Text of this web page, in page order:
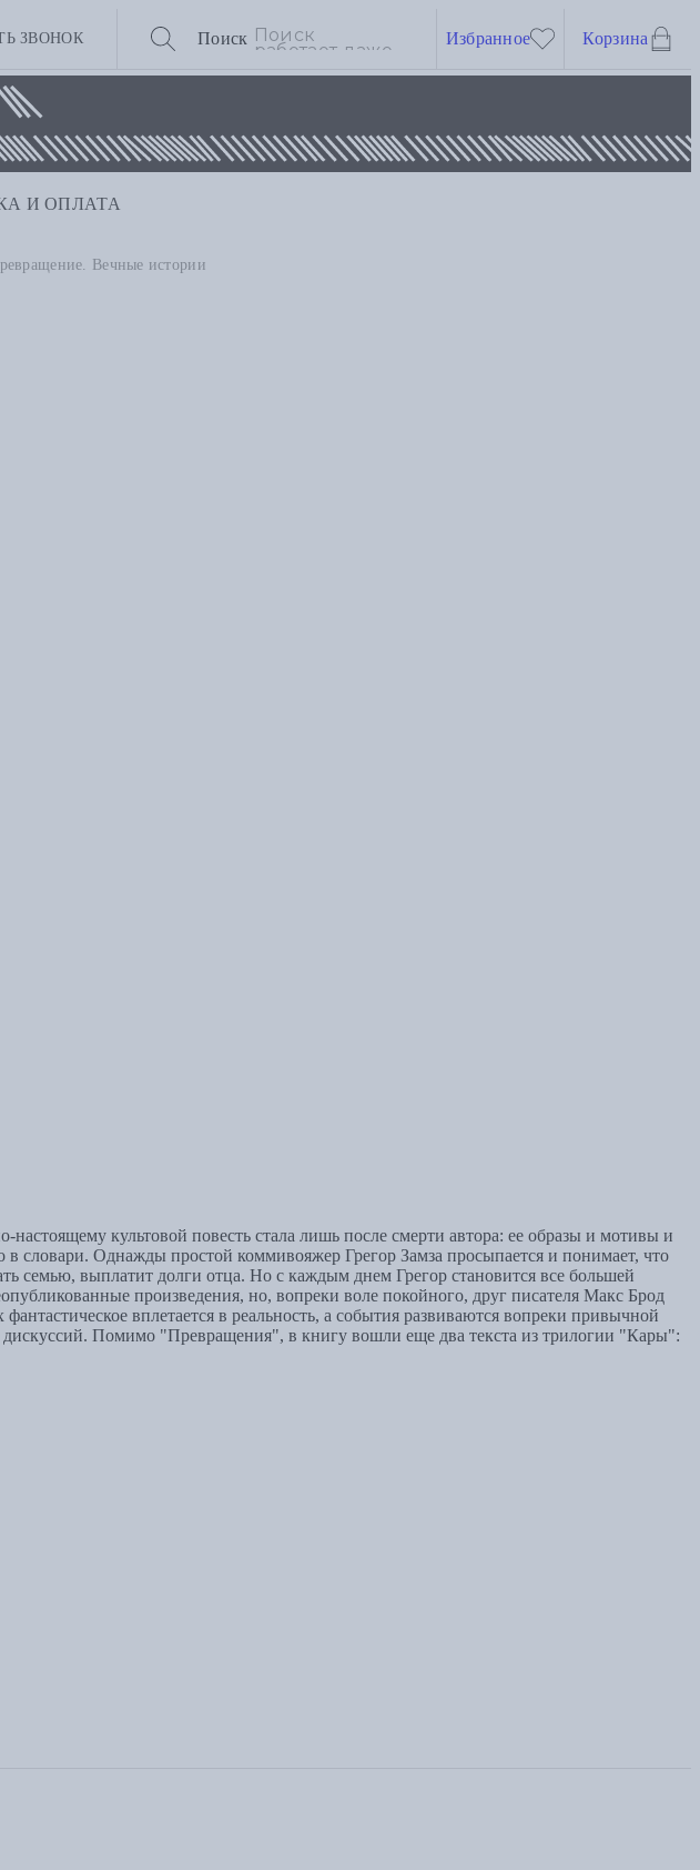
ЗВОНОК Поиск Избранное Корзина
И ОПЛАТА
Вечные истории
культовой повесть стала лишь после смерти автора: ее образы и мотивы и
словари. Однажды простой коммивояжер Грегор Замза просыпается и понимает, что
семью, выплатит долги отца. Но с каждым днем Грегор становится все большей
произведения, но, вопреки воле покойного, друг писателя Макс Брод
вплетается в реальность, а события развиваются вопреки привычной
Помимо "Превращения", в книгу вошли еще два текста из трилогии "Кары":